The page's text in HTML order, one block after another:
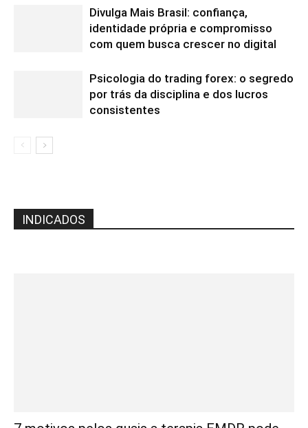
Divulga Mais Brasil: confiança,
identidade própria e compromisso
com quem busca crescer no digital
Psicologia do trading forex: o segredo
por trás da disciplina e dos lucros
consistentes
INDICADOS